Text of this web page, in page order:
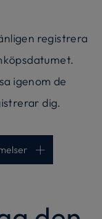
registrera
igenom de
dig.